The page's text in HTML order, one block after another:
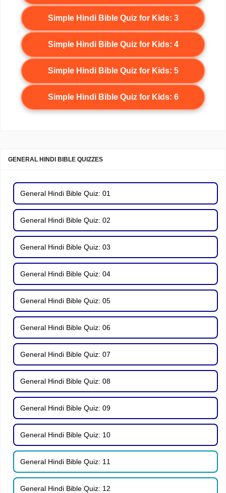
Simple Hindi Bible Quiz for Kids: 3
Simple Hindi Bible Quiz for Kids: 4
Simple Hindi Bible Quiz for Kids: 5
Simple Hindi Bible Quiz for Kids: 6
GENERAL HINDI BIBLE QUIZZES
General Hindi Bible Quiz: 01
General Hindi Bible Quiz: 02
General Hindi Bible Quiz: 03
General Hindi Bible Quiz: 04
General Hindi Bible Quiz: 05
General Hindi Bible Quiz: 06
General Hindi Bible Quiz: 07
General Hindi Bible Quiz: 08
General Hindi Bible Quiz: 09
General Hindi Bible Quiz: 10
General Hindi Bible Quiz: 11
General Hindi Bible Quiz: 12